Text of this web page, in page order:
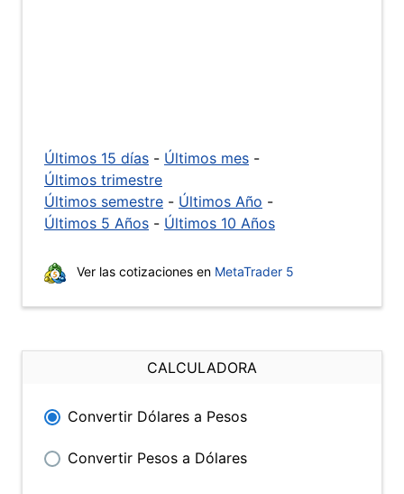
Últimos 15 días - Últimos mes -
Últimos trimestre
Últimos semestre - Últimos Año -
Últimos 5 Años - Últimos 10 Años
Ver las cotizaciones en MetaTrader 5
CALCULADORA
Convertir Dólares a Pesos
Convertir Pesos a Dólares